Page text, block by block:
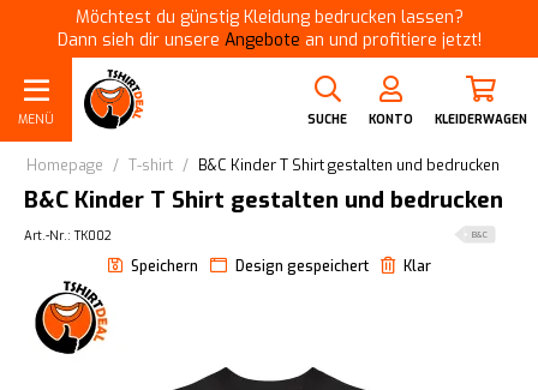
Möchtest du günstig Kleidung bedrucken lassen?
Dann sieh dir unsere Angebote an und profitiere jetzt!
MENÜ SUCHE KONTO KLEIDERWAGEN
Homepage / T-shirt / B&C Kinder T Shirt gestalten und bedrucken
B&C Kinder T Shirt gestalten und bedrucken
B&C
Art.-Nr.: TK002
Speichern Design gespeichert Klar